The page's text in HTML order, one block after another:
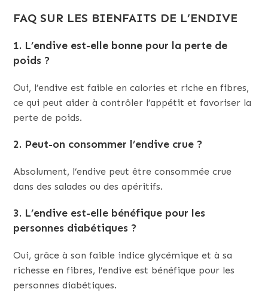
FAQ SUR LES BIENFAITS DE L’ENDIVE
1. L’endive est-elle bonne pour la perte de
poids ?
Oui, l’endive est faible en calories et riche en fibres,
ce qui peut aider à contrôler l’appétit et favoriser la
perte de poids.
2. Peut-on consommer l’endive crue ?
Absolument, l’endive peut être consommée crue
dans des salades ou des apéritifs.
3. L’endive est-elle bénéfique pour les
personnes diabétiques ?
Oui, grâce à son faible indice glycémique et à sa
richesse en fibres, l’endive est bénéfique pour les
personnes diabétiques.